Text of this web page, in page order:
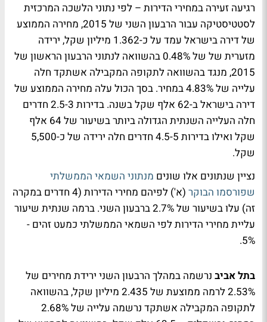
רגיעה זעירה במחירי הדירות – לפי נתוני הלשכה המרכזית
לסטטיסטיקה עבור הרבעון השני של 2015, מחירה הממוצע
של דירה בישראל עמד על כ-1.362 מיליון שקל, ירידה
מזערית של של 0.48% בהשוואה לנתוני הרבעון הראשון של
2015, מנגד בהשוואה לתקופה המקבילה אשתקד חלה
עלייה של 4.83% במחיר. בסך הכול עלה מחירה הממוצע של
דירה בישראל ב-62 אלף שקל בשנה. בדירות 2.5-3 חדרים
חלה העלייה השנתית הגדולה ביותר בשיעור של 64 אלף
שקל ואילו בדירות 4.5-5 חדרים חלה ירידה של כ-5,500
שקל.
נציין שנתונים אלו שונים מנתוני השמאי הממשלתי
שפורסמו הבוקר
(א') לפיהם מחירי הדירות (4 חדרים במקרה
זה) עלו בשיעור של 2.7% ברבעון השני. ברמה שנתית שיעור
עליית מחירי הדירות לפי השמאי הממשלתי כמעט זהים -
5%.
בתל אביב נרשמה במהלך הרבעון השני ירידת מחירים של
2.53% לרמה ממוצעת של 2.435 מיליון שקל, בהשוואה
לתקופה המקבילה אשתקד נרשמה עלייה של 2.68%